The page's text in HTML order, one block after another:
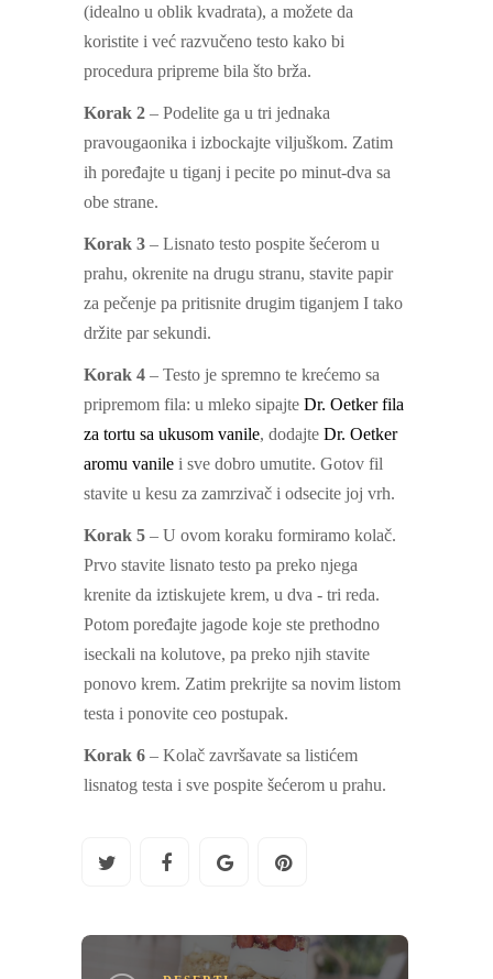
(idealno u oblik kvadrata), a možete da
koristite i već razvučeno testo kako bi
procedura pripreme bila što brža.
Korak 2 – Podelite ga u tri jednaka
pravougaonika i izbockajte viljuškom. Zatim
ih poređajte u tiganj i pecite po minut-dva sa
obe strane.
Korak 3 – Lisnato testo pospite šećerom u
prahu, okrenite na drugu stranu, stavite papir
za pečenje pa pritisnite drugim tiganjem I tako
držite par sekundi.
Korak 4 – Testo je spremno te krećemo sa
pripremom fila: u mleko sipajte Dr. Oetker fila
za tortu sa ukusom vanile, dodajte Dr. Oetker
aromu vanile i sve dobro umutite. Gotov fil
stavite u kesu za zamrzivač i odsecite joj vrh.
Korak 5 – U ovom koraku formiramo kolač.
Prvo stavite lisnato testo pa preko njega
krenite da iztiskujete krem, u dva - tri reda.
Potom poređajte jagode koje ste prethodno
iseckali na kolutove, pa preko njih stavite
ponovo krem. Zatim prekrijte sa novim listom
testa i ponovite ceo postupak.
Korak 6 – Kolač završavate sa listićem
lisnatog testa i sve pospite šećerom u prahu.